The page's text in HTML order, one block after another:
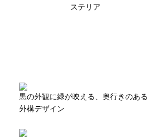
ステリア
黒の外観に緑が映える、奥行きのある
外構デザイン